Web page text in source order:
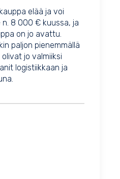
elää ja voi
8 000 € kuussa, ja
on jo avattu.
paljon pienemmällä
jo valmiiksi
logistiikkaan ja